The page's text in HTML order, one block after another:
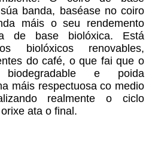
banda, baséase no coiro
máis o seu rendemento
de base biolóxica. Está
biolóxicos renovables,
do café, o que fai que o
e poida
máis respectuosa co medio
realmente o ciclo
ata o final.